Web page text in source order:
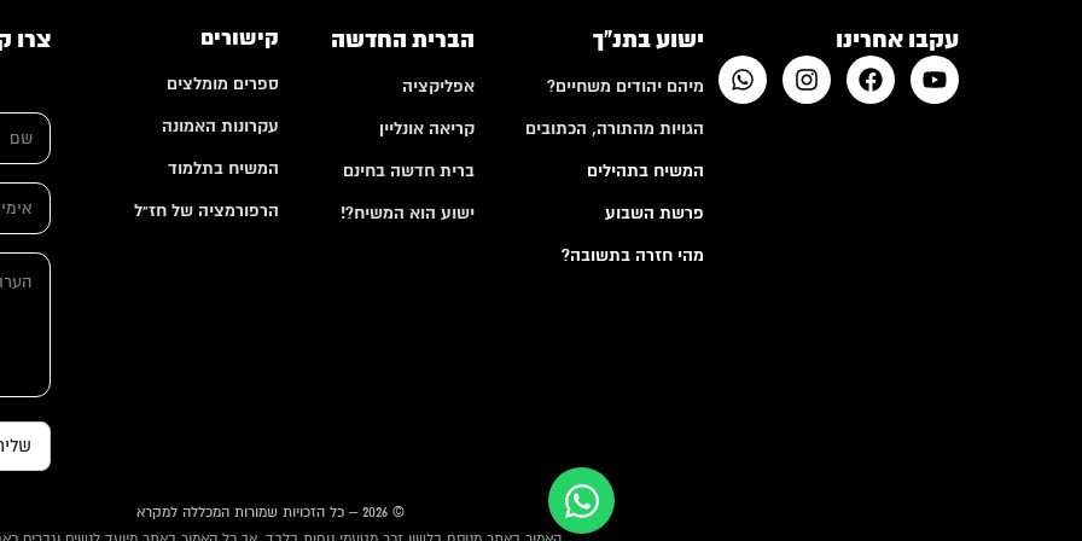
עקבו אחרינו ישוע בתנ"ך
מיהם יהודים משחיים?
הגויות מהתורה, הכתובים
המשיח בתהילים
פרשת השבוע
מהי חזרה בתשובה?
הברית החדשה
אפליקציה
קריאה אונליין
ברית חדשה בחינם
ישוע הוא המשיח?!
קישורים
ספרים מומלצים
עקרונות האמונה
המשיח בתלמוד
הרפורמציה של חז"ל
צרו
י
י
י
*
י
ש
*
א
מ
י
י
ה
© 2026 – כל הזכויות שמורות המכללה למקרא